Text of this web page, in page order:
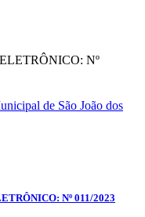
Nº
Nº 011/2023